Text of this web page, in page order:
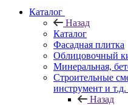
Каталог
Назад
Каталог
Фасадная плитка
Облицовочный
Минеральная,
Строительные
инструмент и т.д.
Назад